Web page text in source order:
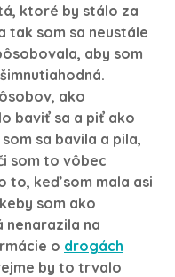
ktoré by stálo za
tak som sa neustále
aby som
ako
baviť sa a piť ako
sa bavila a pila,
som to vôbec
to, keď som mala asi
som ako
nenarazila na
o drogách
by to trvalo